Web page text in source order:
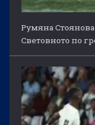
Румяна
Световното по